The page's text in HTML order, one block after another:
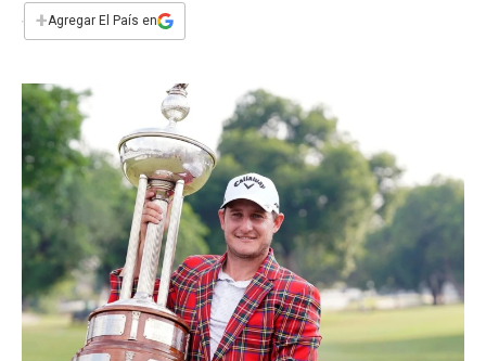
e
b
k
s
p
t
i
l
+Agregar El País en